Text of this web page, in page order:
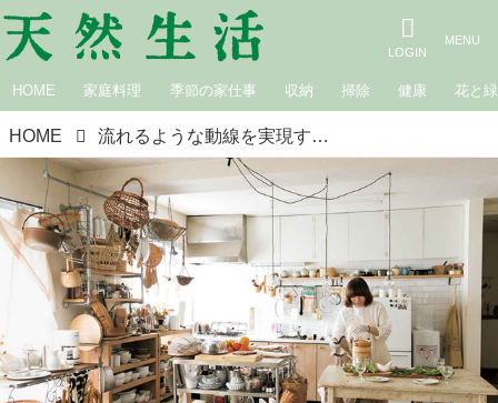
HOME 家庭料理 季節の家仕事 収納 掃除 健康 花と緑
HOME 流れるような動線を実現する「吊り下げる台所」／福田春美さん